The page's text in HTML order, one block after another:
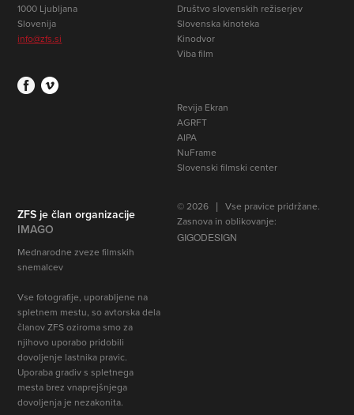
1000 Ljubljana
Slovenija
info@zfs.si
Društvo slovenskih režiserjev
Slovenska kinoteka
Kinodvor
Viba film
Revija Ekran
AGRFT
AIPA
NuFrame
Slovenski filmski center
ZFS je član organizacije
IMAGO
Mednarodne zveze filmskih
snemalcev
Vse fotografije, uporabljene na
spletnem mestu, so avtorska dela
članov ZFS oziroma smo za
njihovo uporabo pridobili
dovoljenje lastnika pravic
Uporaba gradiv s spletnega
mesta brez vnaprejšnjega
dovoljenja je nezakonita.
© 2026 | Vse pravice pridržane.
Zasnova in oblikovanje:
GIGODESIGN